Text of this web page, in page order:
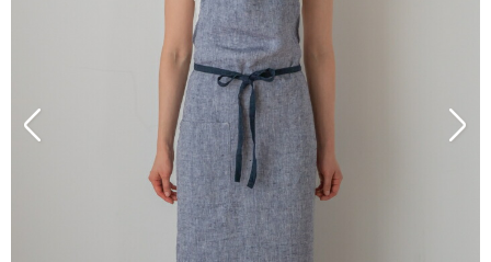
マリメッコ つきじ常陸屋